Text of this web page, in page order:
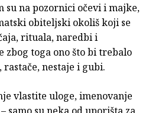
su na pozornici očevi i majke,
obiteljski okoliš koji se
rituala, naredbi i
zbog toga ono što bi trebalo
nestaje i gubi.
vlastite uloge, imenovanje